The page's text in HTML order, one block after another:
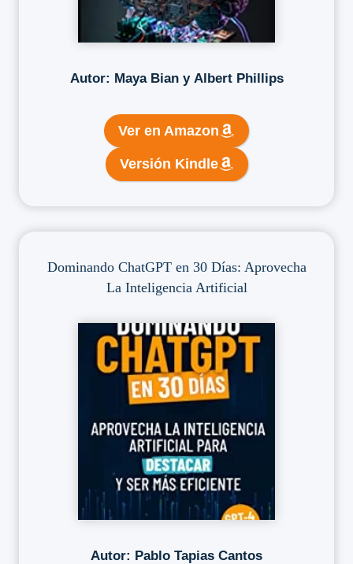
Autor: Maya Bian y Albert Phillips
Ver en Amazon
Versión Kindle
Dominando ChatGPT en 30 Días: Aprovecha
La Inteligencia Artificial
Autor: Pablo Tapias Cantos